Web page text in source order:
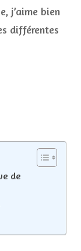
j’aime bien
différentes
de